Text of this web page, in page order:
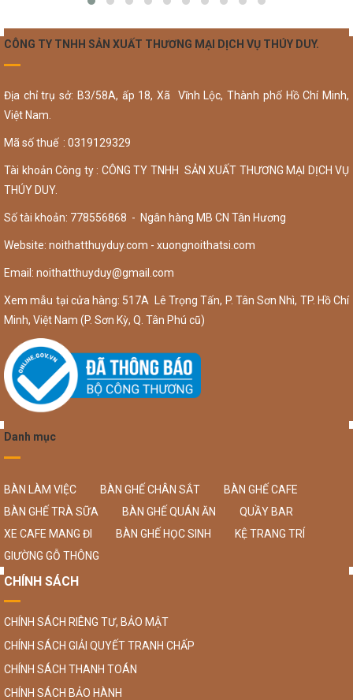
CÔNG TY TNHH SẢN XUẤT THƯƠNG MẠI DỊCH VỤ THÚY DUY.
Địa chỉ trụ sở: B3/58A, ấp 18, Xã Vĩnh Lộc, Thành phố Hồ Chí Minh,
Việt Nam.
Mã số thuế : 0319129329
Tài khoản Công ty : CÔNG TY TNHH SẢN XUẤT THƯƠNG MẠI DỊCH VỤ
THÚY DUY.
Số tài khoản: 778556868 - Ngân hàng MB CN Tân Hương
Website: noithatthuyduy.com - xuongnoithatsi.com
Email: noithatthuyduy@gmail.com
Xem mẫu tại cửa hàng: 517A Lê Trọng Tấn, P. Tân Sơn Nhì, TP. Hồ Chí
Minh, Việt Nam (P. Sơn Kỳ, Q. Tân Phú cũ)
Danh mục
BÀN LÀM VIỆC BÀN GHẾ CHÂN SẮT
BÀN GHẾ CAFE
BÀN GHẾ TRÀ SỮA
BÀN GHẾ QUÁN ĂN
QUẦY BAR
XE CAFE MANG ĐI
BÀN GHẾ HỌC SINH
KỆ TRANG TRÍ
GIƯỜNG GỖ THÔNG
CHÍNH SÁCH
CHÍNH SÁCH RIÊNG TƯ, BẢO MẬT
CHÍNH SÁCH GIẢI QUYẾT TRANH CHẤP
CHÍNH SÁCH THANH TOÁN
CHÍNH SÁCH BẢO HÀNH